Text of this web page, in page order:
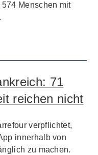
Menschen mit
71
reichen nicht
verpflichtet,
innerhalb von
zu machen.